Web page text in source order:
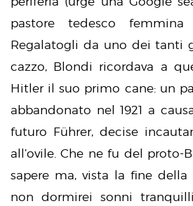
pastore tedesco
Regalatogli da uno dei tanti
cazzo, Blondi ricordava a
Hitler il suo primo cane: un
abbandonato nel 1921 a
futuro Führer, decise
all’ovile. Che ne fu del proto-
sapere ma, vista la fine
non dormirei sonni